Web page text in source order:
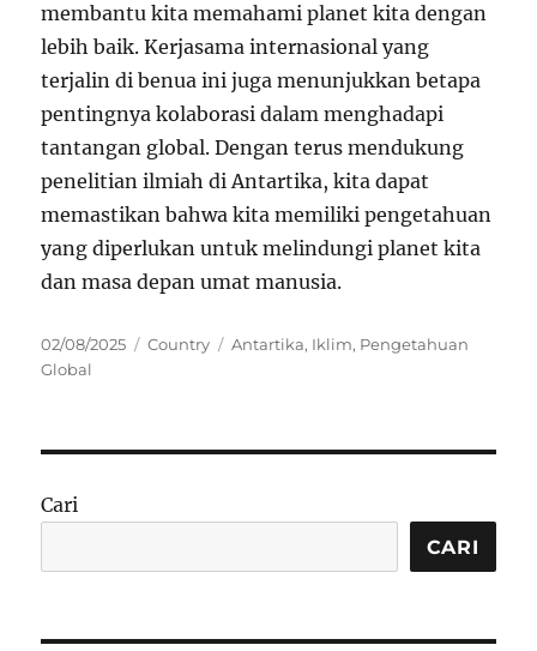
membantu kita memahami planet kita dengan
lebih baik. Kerjasama internasional yang
terjalin di benua ini juga menunjukkan betapa
pentingnya kolaborasi dalam menghadapi
tantangan global. Dengan terus mendukung
penelitian ilmiah di Antartika, kita dapat
memastikan bahwa kita memiliki pengetahuan
yang diperlukan untuk melindungi planet kita
dan masa depan umat manusia.
Posted
on
02/08/2025 Categories
Country Tags
Antartika, Iklim, Pengetahuan
Global
Cari
CARI